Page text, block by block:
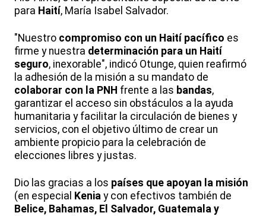
para Haití, María Isabel Salvador.
"Nuestro compromiso con un Haití pacífico es
firme y nuestra determinación para un Haití
seguro, inexorable", indicó Otunge, quien reafirmó
la adhesión de la misión a su mandato de
colaborar con la PNH frente a las bandas,
garantizar el acceso sin obstáculos a la ayuda
humanitaria y facilitar la circulación de bienes y
servicios, con el objetivo último de crear un
ambiente propicio para la celebración de
elecciones libres y justas.
Dio las gracias a los países que apoyan la misión
(en especial Kenia y con efectivos también de
Belice, Bahamas, El Salvador, Guatemala y